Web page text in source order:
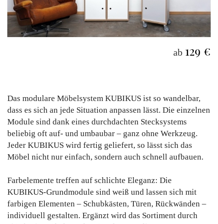
ab 129 €
Das modulare Möbelsystem KUBIKUS ist so wandelbar,
dass es sich an jede Situation anpassen lässt. Die einzelnen
Module sind dank eines durchdachten Stecksystems
beliebig oft auf- und umbaubar – ganz ohne Werkzeug.
Jeder KUBIKUS wird fertig geliefert, so lässt sich das
Möbel nicht nur einfach, sondern auch schnell aufbauen.
Farbelemente treffen auf schlichte Eleganz: Die
KUBIKUS-Grundmodule sind weiß und lassen sich mit
farbigen Elementen – Schubkästen, Türen, Rückwänden –
individuell gestalten. Ergänzt wird das Sortiment durch